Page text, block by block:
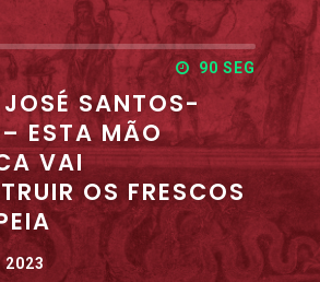
90 SEG
JOSÉ SANTOS-
ESTA MÃO
VAI
OS FRESCOS
2023